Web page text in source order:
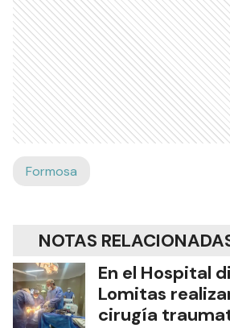
Formosa
NOTAS
En el Hospital
Lomitas
cirugía